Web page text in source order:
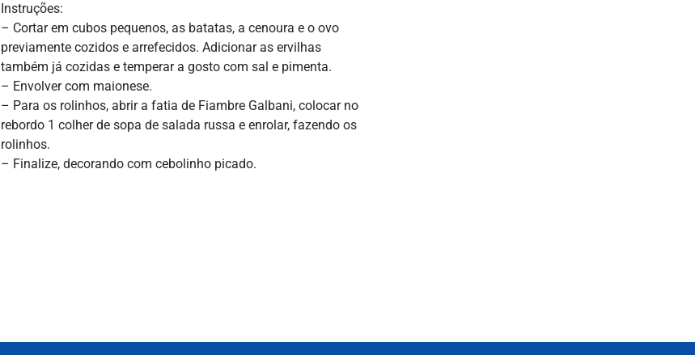
Instruções:
– Cortar em cubos pequenos, as batatas, a cenoura e o ovo
previamente cozidos e arrefecidos. Adicionar as ervilhas
também já cozidas e temperar a gosto com sal e pimenta.
– Envolver com maionese.
– Para os rolinhos, abrir a fatia de Fiambre Galbani, colocar no
rebordo 1 colher de sopa de salada russa e enrolar, fazendo os
rolinhos.
– Finalize, decorando com cebolinho picado.